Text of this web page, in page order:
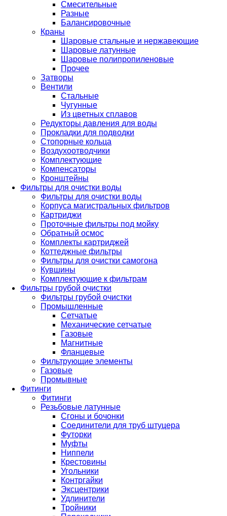
Смесительные
Разные
Балансировочные
Краны
Шаровые стальные и нержавеющие
Шаровые латунные
Шаровые полипропиленовые
Прочее
Затворы
Вентили
Стальные
Чугунные
Из цветных сплавов
Редукторы давления для воды
Прокладки для подводки
Стопорные кольца
Воздухоотводчики
Комплектующие
Компенсаторы
Кронштейны
Фильтры для очистки воды
Фильтры для очистки воды
Корпуса магистральных фильтров
Картриджи
Проточные фильтры под мойку
Обратный осмос
Комплекты картриджей
Коттеджные фильтры
Фильтры для очистки самогона
Кувшины
Комплектующие к фильтрам
Фильтры грубой очистки
Фильтры грубой очистки
Промышленные
Сетчатые
Механические сетчатые
Газовые
Магнитные
Фланцевые
Фильтрующие элементы
Газовые
Промывные
Фитинги
Фитинги
Резьбовые латунные
Сгоны и бочонки
Соединители для труб штуцера
Футорки
Муфты
Ниппели
Крестовины
Угольники
Контргайки
Эксцентрики
Удлинители
Тройники